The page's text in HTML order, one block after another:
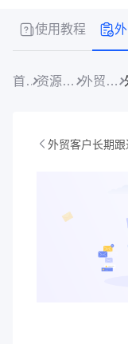
使用教程
首页 资源中心 外贸资讯
外贸客户长期